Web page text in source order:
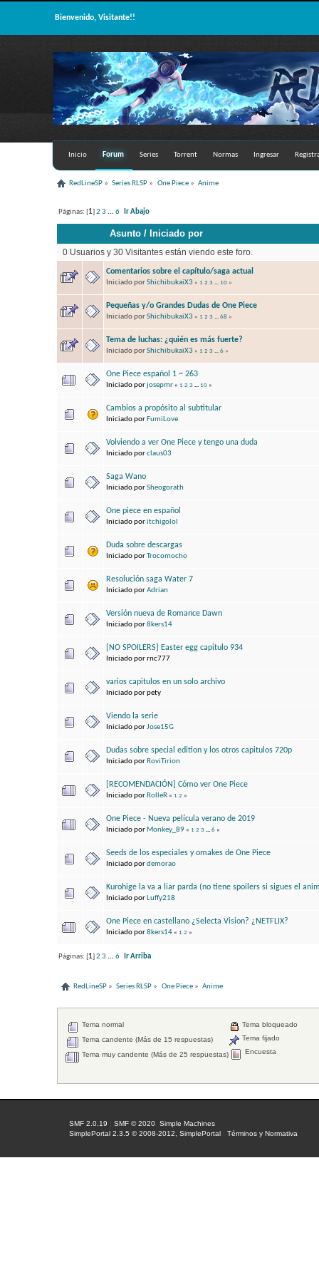
Bienvenido, Visitante!!
Inicio Forum Series Torrent Normas Ingresar
RedLineSP » Series RLSP » One Piece» Anime
Páginas: [ 1] 2 3 ...6 Ir Abajo
Asunto/ Iniciado por
0 Usuarios y 30 Visitantes están viendo este foro.
Comentarios sobre el capítulo/saga actual
Iniciado porShichibukaiX3 « 1 2 3 ... 10»
Pequeñas y/o Grandes Dudas de One Piece
Iniciado porShichibukaiX3 « 1 2 3 ... 68»
Tema de luchas: ¿quién es más fuerte?
Iniciado porShichibukaiX3 « 1 2 3 ... 6»
One Piece español 1 ~ 263
Iniciado porjosepmr « 1 2 3 ... 10»
Cambios a propósito al subtitular
Iniciado porFumiLove
Volviendo a ver One Piece y tengo una duda
Iniciado porclaus03
Saga Wano
Iniciado porSheogorath
One piece en español
Iniciado poritchigolol
Duda sobre descargas
Iniciado por Trocomocho
Resolución saga Water 7
Iniciado porAdrian
Versión nueva de Romance Dawn
Iniciado por8kers14
[NO SPOILERS] Easter egg capitulo 934
Iniciado por rnc777
varios capitulos en un solo archivo
Iniciado por pety
Viendo la serie
Iniciado porJose15G
Dudas sobre special edition y los otros capitulos 720p
Iniciado porRoviTirion
[RECOMENDACIÓN] Cómo ver One Piece
Iniciado porRolleR « 1 2»
One Piece - Nueva película verano de 2019
Iniciado porMonkey_89 « 1 2 3 ... 6»
Seeds de los especiales y omakes de One Piece
Iniciado pordemorao
Kurohige la va a liar parda (no tiene spoilers si sigues el
Iniciado porLuffy218
One Piece en castellano ¿Selecta Vision? ¿NETFLIX?
Iniciado por8kers14 « 1 2»
Páginas: [1] 2 3 ...6 Ir Arriba
RedLineSP » Series RLSP » One Piece» Anime
Tema normal
Tema candente (Más de 15 respuestas)
Tema muy candente (Más de 25 respuestas)
Tema bloqueado
Tema fijado
Encuesta
SMF 2.0.19 |SMF © 2020 ,Simple Machines
SimplePortal 2.3.5 © 2008-2012, SimplePortal
|Términos y Normativa